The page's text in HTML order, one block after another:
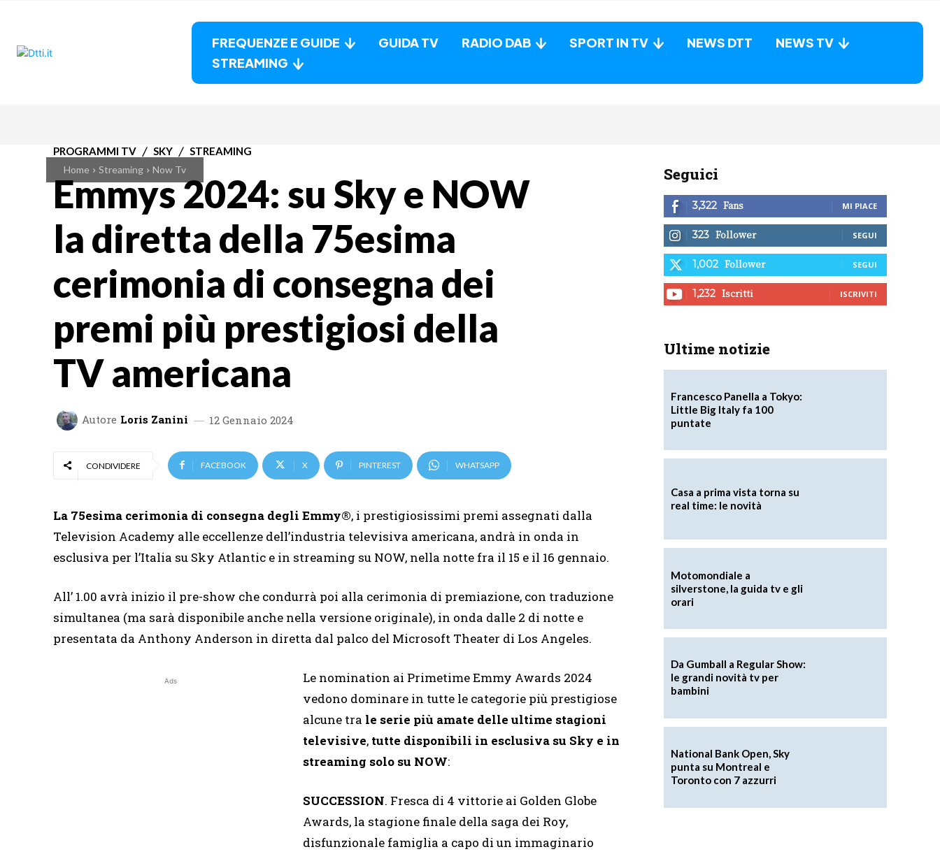
FREQUENZE E GUIDE GUIDA TV RADIO DAB SPORT IN TV NEWS DTT
NEWS TV
STREAMING
Home Streaming Now Tv
PROGRAMMI TV SKY STREAMING
Emmys 2024: su Sky e NOW
la diretta della 75esima
cerimonia di consegna dei
premi più prestigiosi della
TV americana
Autore Loris Zanini 12 Gennaio 2024
CONDIVIDERE FACEBOOK X PINTEREST WHATSAPP
La 75esima cerimonia di consegna degli Emmy®, i prestigiosissimi premi assegnati dalla
Television Academy alle eccellenze dell’industria televisiva americana, andrà in onda in
esclusiva per l’Italia su Sky Atlantic e in streaming su NOW, nella notte fra il 15 e il 16 gennaio.
All’ 1.00 avrà inizio il pre-show che condurrà poi alla cerimonia di premiazione, con traduzione
simultanea (ma sarà disponibile anche nella versione originale), in onda dalle 2 di notte e
presentata da Anthony Anderson in diretta dal palco del Microsoft Theater di Los Angeles.
Ads
Le nomination ai Primetime Emmy Awards 2024
vedono dominare in tutte le categorie più prestigiose
alcune tra le serie più amate delle ultime stagioni
televisive, tutte disponibili in esclusiva su Sky e in
streaming solo su NOW:
SUCCESSION. Fresca di 4 vittorie ai Golden Globe
Awards, la stagione finale della saga dei Roy,
disfunzionale famiglia a capo di un immaginario
Seguici
3,322 Fans MI PIACE
323 Follower SEGUI
1,002 Follower SEGUI
1,232 Iscritti ISCRIVITI
Ultime notizie
Francesco Panella a Tokyo:
Little Big Italy fa 100
puntate
Casa a prima vista torna su
real time: le novità
Motomondiale a
silverstone, la guida tv e gli
orari
Da Gumball a Regular Show:
le grandi novità tv per
bambini
National Bank Open, Sky
punta su Montreal e
Toronto con 7 azzurri